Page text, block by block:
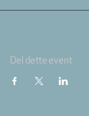
Del dette event